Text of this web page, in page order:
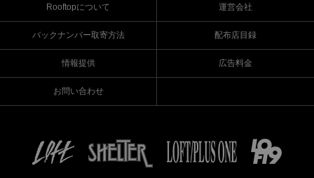
Rooftopについて 運営会社
バックナンバー取寄方法 配布店目録
情報提供 広告料金
お問い合わせ